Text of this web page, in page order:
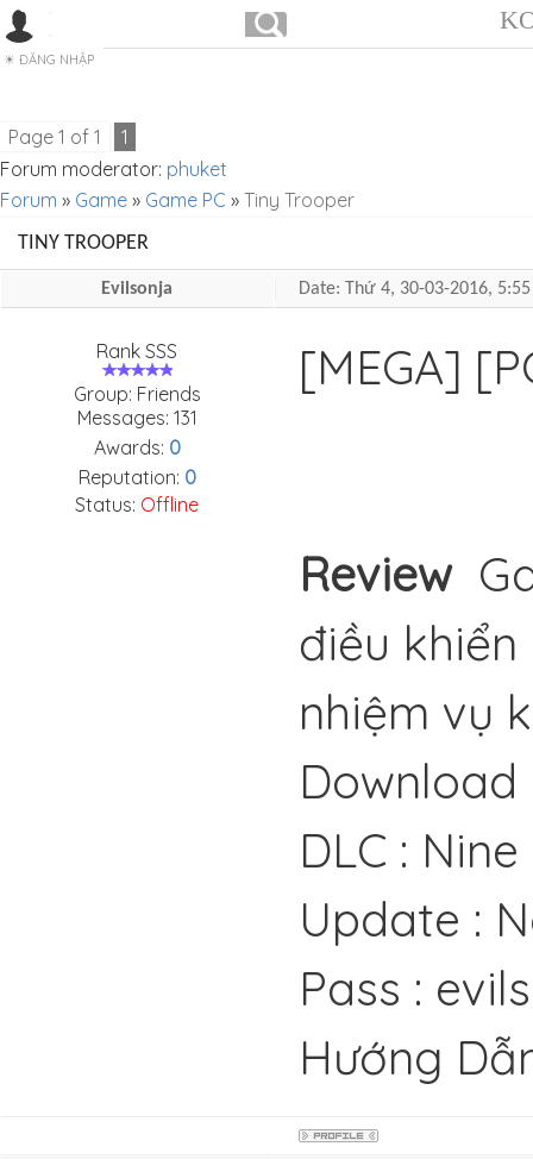
ĐĂNG NHẬP
Page 1 of 1
1
Forum moderator: phuket
Forum » Game » Game PC » Tiny Trooper
TINY TROOPER
Evilsonja Date: Thứ 4, 30-03-2016,
Rank SSS
Group: Friends
Messages: 131
Awards: 0
Reputation: 0
Status: Offline
[MEGA]
Review
điều
nhiệm vụ
DLC : Nine
Update :
Pass :
Hướng